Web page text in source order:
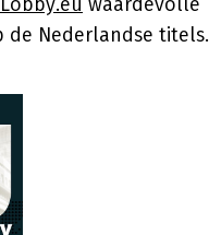
de Nederlandse titels.